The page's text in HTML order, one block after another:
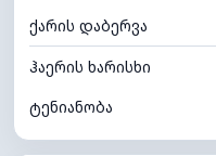
ღრუბლის სიმაღლე
ქარის დაბერვა
ჰაერის ხარისხი
ტენიანობა